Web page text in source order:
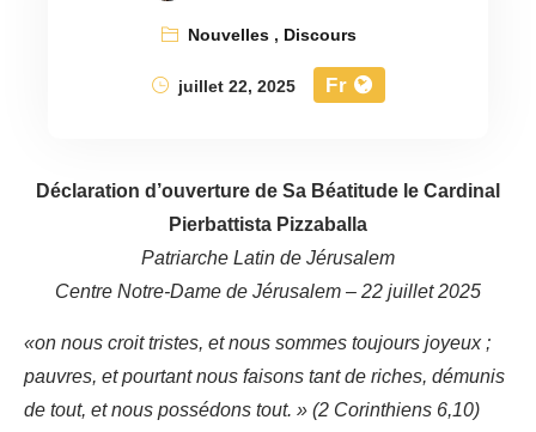
Nouvelles, Discours
juillet 22, 2025
Fr
Déclaration d’ouverture de Sa Béatitude le Cardinal
Pierbattista Pizzaballa
Patriarche Latin de Jérusalem
Centre Notre-Dame de Jérusalem – 22 juillet 2025
«on nous croit tristes, et nous sommes toujours joyeux ;
pauvres, et pourtant nous faisons tant de riches, démunis
de tout, et nous possédons tout. » (2 Corinthiens 6,10)